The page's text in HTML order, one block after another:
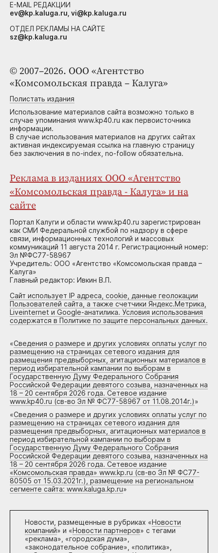
© 2007–2026. ООО «Агентство
«Комсомольская правда – Калуга»
Полистать издания
Использование материалов сайта возможно только в
случае упоминания www.kp40.ru как первоисточника
информации.
В случае использования материалов на других сайтах
активная индексируемая ссылка на главную страницу
без заключения в no-index, no-follow обязательна.
Реклама в изданиях ООО «Агентство
«Комсомольская правда - Калуга» и на
сайте
Портал Калуги и области www.kp40.ru зарегистрирован
как СМИ Федеральной службой по надзору в сфере
связи, информационных технологий и массовых
коммуникаций 11 августа 2014 г. Регистрационный номер:
Эл №ФС77-58967
Учредитель: ООО «Агентство «Комсомольская правда –
Калуга»
Главный редактор: Ивкин В.П.
Сайт использует IP адреса, cookie, данные геолокации
Пользователей сайта, а также счетчики Яндекс.Метрика,
Liveinternet и Google-анатилика. Условия использования
содержатся в Политике по защите персональных данных.
«Сведения о размере и других условиях оплаты услуг по
размещению на страницах сетевого издания для
размещения предвыборных, агитационных материалов в
период избирательной кампании по выборам в
Государственную Думу Федерального Собрания
Российской Федерации девятого созыва, назначенных на
18 – 20 сентября 2026 года. Сетевое издание
www.kp40.ru (св-во Эл № ФС77-58967 от 11.08.2014г.)»
«Сведения о размере и других условиях оплаты услуг по
размещению на страницах сетевого издания для
размещения предвыборных, агитационных материалов в
период избирательной кампании по выборам в
Государственную Думу Федерального Собрания
Российской Федерации девятого созыва, назначенных на
18 – 20 сентября 2026 года. Сетевое издание
«Комсомольская правда» www.kp.ru (св-во Эл № ФС77-
80505 от 15.03.2021г.), размещение на региональном
сегменте сайта: www.kaluga.kp.ru»
Новости, размещенные в рубриках «Новости
компаний» и «Новости партнеров» с тегами
«реклама», «городская дума»,
«законодательное собрание», «политика»,
E-MAIL РЕДАКЦИИ
ev@kp.kaluga.ru, vi@kp.kaluga.ru
ОТДЕЛ РЕКЛАМЫ НА САЙТЕ
sz@kp.kaluga.ru